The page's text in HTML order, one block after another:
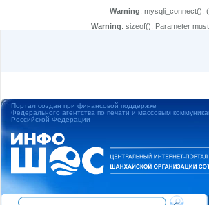
Warning: mysqli_connect():
Warning: sizeof(): Parameter
Портал создан при финансовой поддержке
Федерального агентства по печати и массовым
Российской Федерации